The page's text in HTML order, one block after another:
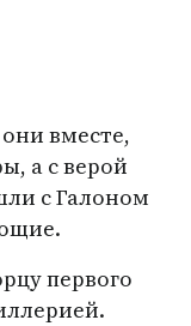
вместе,
а с верой
с Галоном
первого